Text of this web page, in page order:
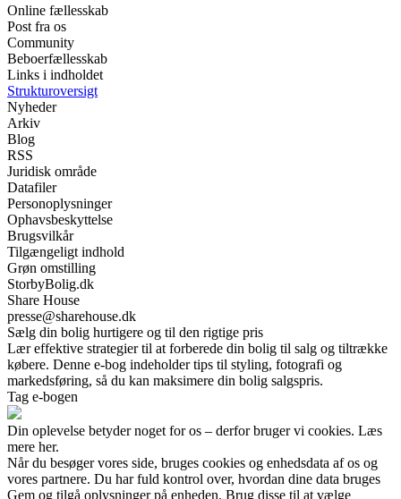
Online fællesskab
Post fra os
Community
Beboerfællesskab
Links i indholdet
Strukturoversigt
Nyheder
Arkiv
Blog
RSS
Juridisk område
Datafiler
Personoplysninger
Ophavsbeskyttelse
Brugsvilkår
Tilgængeligt indhold
Grøn omstilling
StorbyBolig.dk
Share House
presse@sharehouse.dk
Sælg din bolig hurtigere og til den rigtige pris
Lær effektive strategier til at forberede din bolig til salg og tiltrække
købere. Denne e-bog indeholder tips til styling, fotografi og
markedsføring, så du kan maksimere din bolig salgspris.
Tag e-bogen
Din oplevelse betyder noget for os – derfor bruger vi cookies. Læs
mere her.
Når du besøger vores side, bruges cookies og enhedsdata af os og
vores partnere. Du har fuld kontrol over, hvordan dine data bruges
Gem og tilgå oplysninger på enheden. Brug disse til at vælge